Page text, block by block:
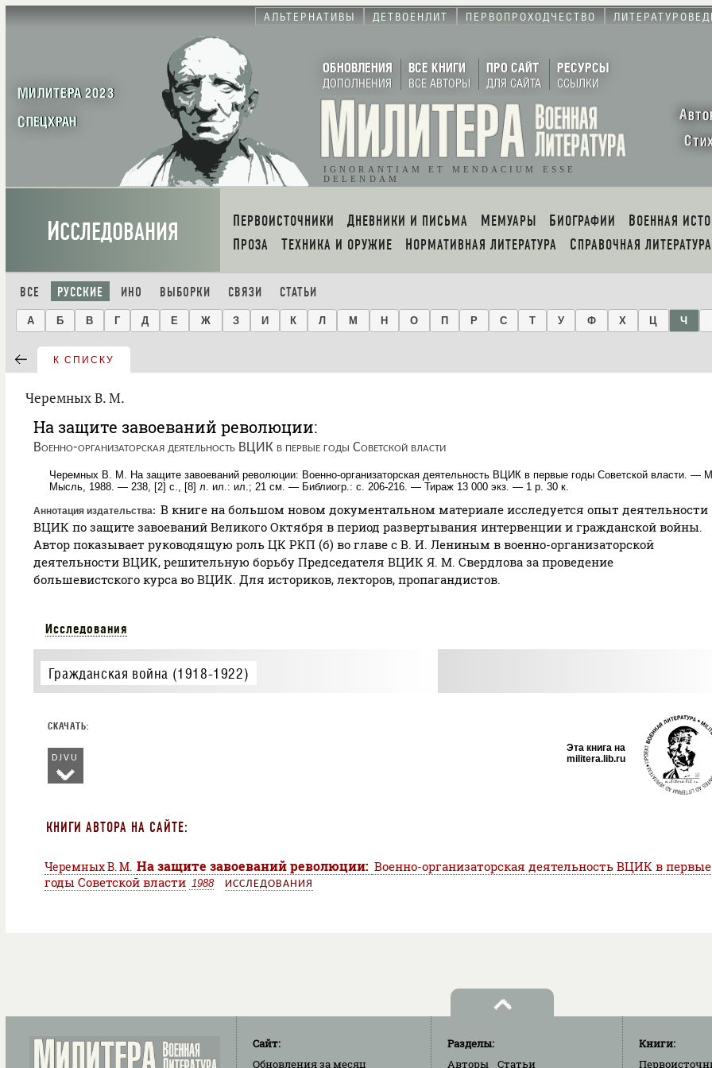
АЛЬТЕРНАТИВЫ ДЕТВОЕНЛИТ ПЕРВОПРОХОДЧЕСТВО
МИЛИТЕРА 2023
СПЕЦХРАН
ОБНОВЛЕНИЯ
ДОПОЛНЕНИЯ
ВСЕ КНИГИ
ВСЕ АВТОРЫ
ПРО САЙТ
ДЛЯ САЙТА
РЕСУРСЫ
ССЫЛКИ
IGNORANTIAM ET MENDACIUM ESSE
DELENDAM
А
С
ИССЛЕДОВАНИЯ ПЕРВОИСТОЧНИКИ ДНЕВНИКИ И ПИСЬМА МЕМУАРЫ БИОГРАФИИ
ВОЕННАЯ
ПРОЗА
ТЕХНИКА И ОРУЖИЕ НОРМАТИВНАЯ ЛИТЕРАТУРА СПРАВОЧНАЯ ЛИТЕРАТУРА
ВСЕ РУССКИЕ ИНО ВЫБОРКИ СВЯЗИ СТАТЬИ
А Б В Г Д Е Ж З И К Л М Н О П Р С Т У Ф Х Ц Ч
К СПИСКУ
Черемных В. М.
На защите завоеваний революции:
Военно-организаторская деятельность ВЦИК в первые годы Советской власти
Черемных В. М. На защите завоеваний революции: Военно-организаторская деятельность ВЦИК в первые годы Советской власти. —
Мысль, 1988. — 238, [2] с., [8] л. ил.: ил.; 21 см. — Библиогр.: с. 206-216. — Тираж 13 000 экз. — 1 р. 30 к.
Аннотация издательства
В книге на большом новом документальном материале исследуется опыт деятельности
ВЦИК по защите завоеваний Великого Октября в период развертывания интервенции и гражданской войны.
Автор показывает руководящую роль ЦК РКП (б) во главе с В. И. Лениным в военно-организаторской
деятельности ВЦИК, решительную борьбу Председателя ВЦИК Я. М. Свердлова за проведение
большевистского курса во ВЦИК. Для историков, лекторов, пропагандистов.
Исследования
Гражданская война (1918-1922)
DJVU
Эта книга на
militera.lib.ru
КНИГИ АВТОРА НА САЙТЕ:
Черемных В. М. На защите завоеваний революции: Военно-организаторская деятельность ВЦИК в первые
годы Советской власти
1988 ИССЛЕДОВАНИЯ
Сайт:
Обновленияза месяц
Разделы:
Авторы
Статьи
Книги: